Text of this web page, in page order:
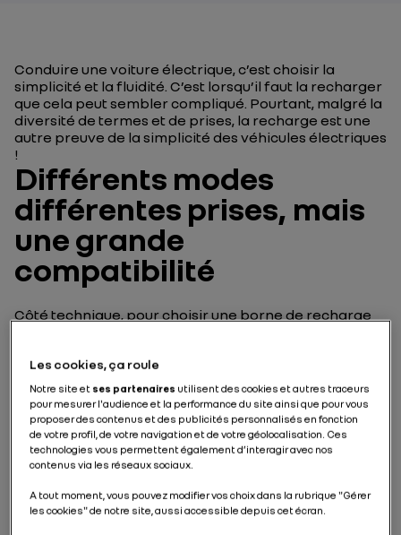
Conduire une voiture électrique, c’est choisir la
simplicité et la fluidité. C’est lorsqu’il faut la recharger
que cela peut sembler compliqué. Pourtant, malgré la
diversité de termes et de prises, la recharge est une
autre preuve de la simplicité des véhicules électriques
!
Différents modes
différentes prises, mais
une grande
compatibilité
Côté technique, pourchoisir une borne de recharge
s’assurer que la borne électrique et le véhicule sont
capables de parler la même langue, c’est-à-dire
d’échanger de l’énergie sur le plan technique : c’est ce
que l’on appelle le « mode de recharge ». Il convient
ensuite de vérifier qu’il est bien possible d’établir un
lien physique entre la voiture et la borne : la
compatibilité est plus évidente et visible, car elle
l’automobile électrique est arrangeant, il existe des
adaptateurs qui permettent de rendre compatible
Les cookies, ça roule
Notre site et ses partenaires utilisent des cookies et autres traceurs
pour mesurer l'audience et la performance du site ainsi que pour vous
proposer des contenus et des publicités personnalisés en fonction
de votre profil, de votre navigation et de votre géolocalisation. Ces
technologies vous permettent également d’interagir avec nos
contenus via les réseaux sociaux.
A tout moment, vous pouvez modifier vos choix dans la rubrique "Gérer
les cookies" de notre site, aussi accessible depuis cet écran.